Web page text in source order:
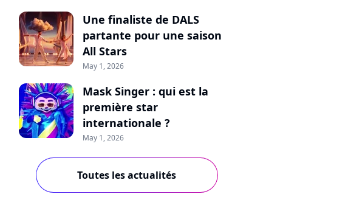
Une finaliste de DALS
partante pour une saison
All Stars
May 1, 2026
Mask Singer : qui est la
première star
internationale ?
May 1, 2026
Toutes les actualités